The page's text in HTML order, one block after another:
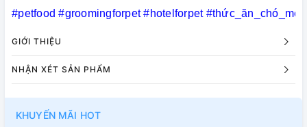
#petfood #groomingforpet #hotelforpet #thức_ăn_chó_mèo
GIỚI THIỆU
NHẬN XÉT SẢN PHẨM
KHUYẾN MÃI HOT